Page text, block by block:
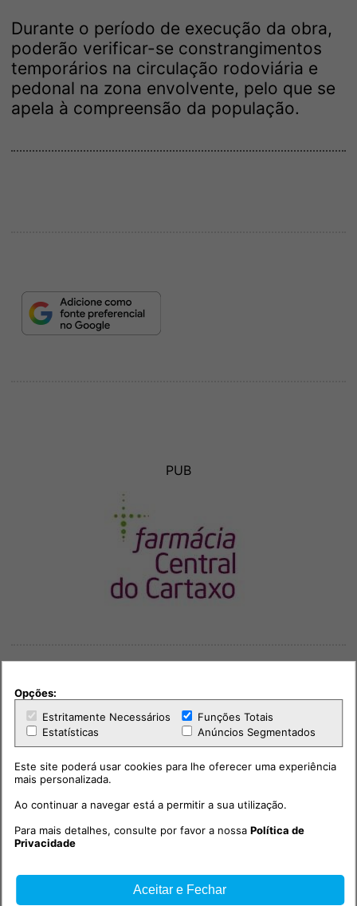
Durante o período de execução da obra,
poderão verificar-se constrangimentos
temporários na circulação rodoviária e
pedonal na zona envolvente, pelo que se
apela à compreensão da população.
PUB
Outras notícias
Opções:
Estritamente Necessários
Funções Totais
Estatísticas
Anúncios Segmentados
Este site poderá usar cookies para lhe oferecer uma experiência
mais personalizada.
Ao continuar a navegar está a permitir a sua utilização.
Para mais detalhes, consulte por favor a nossaPolítica de
Privacidade
Aceitar e Fechar